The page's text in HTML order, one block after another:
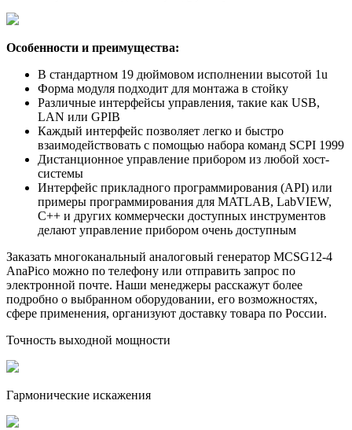
Особенности и преимущества:
В стандартном 19 дюймовом исполнении высотой 1u
Форма модуля подходит для монтажа в стойку
Различные интерфейсы управления, такие как USB,
LAN или GPIB
Каждый интерфейс позволяет легко и быстро
взаимодействовать с помощью набора команд SCPI 1999
Дистанционное управление прибором из любой хост-
системы
Интерфейс прикладного программирования (API) или
примеры программирования для MATLAB, LabVIEW,
C++ и других коммерчески доступных инструментов
делают управление прибором очень доступным
Заказать многоканальный аналоговый генератор MCSG12-4
AnaPico можно по телефону или отправить запрос по
электронной почте. Наши менеджеры расскажут более
подробно о выбранном оборудовании, его возможностях,
сфере применения, организуют доставку товара по России.
Точность выходной мощности
Гармонические искажения